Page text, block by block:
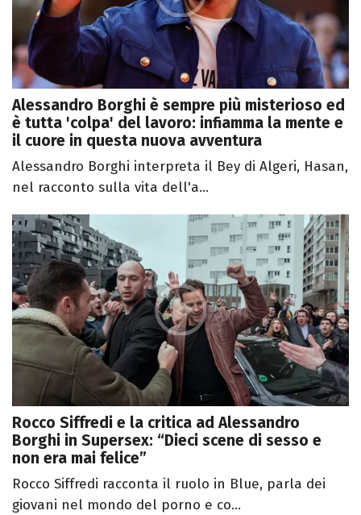
Alessandro Borghi è sempre più misterioso ed
è tutta 'colpa' del lavoro: infiamma la mente e
il cuore in questa nuova avventura
Alessandro Borghi interpreta il Bey di Algeri, Hasan,
nel racconto sulla vita dell'a...
Rocco Siffredi e la critica ad Alessandro
Borghi in Supersex: “Dieci scene di sesso e
non era mai felice”
Rocco Siffredi racconta il ruolo in Blue, parla dei
giovani nel mondo del porno e co...